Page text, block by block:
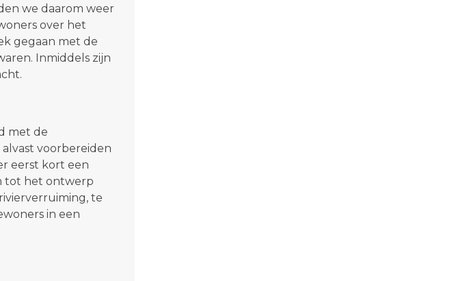
we daarom weer
over het
gegaan met de
Inmiddels zijn
met de
voorbereiden
eerst kort een
tot het ontwerp
te
in een